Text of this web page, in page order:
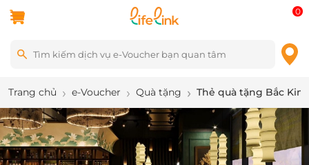
0
Trang chủ e-Voucher Quà tặng Thẻ quà tặng Bắc